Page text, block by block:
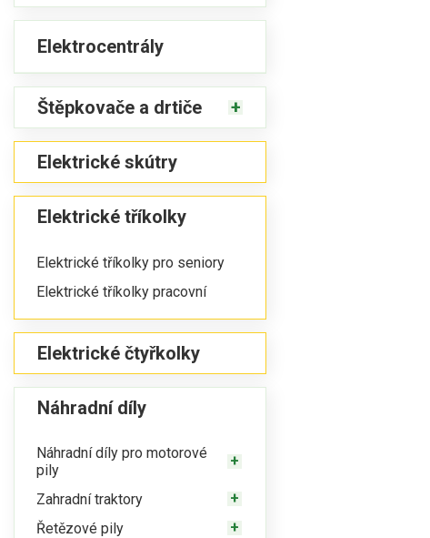
Elektrocentrály
Štěpkovače a drtiče
Elektrické skútry
Elektrické tříkolky
Elektrické tříkolky pro seniory
Elektrické tříkolky pracovní
Elektrické čtyřkolky
Náhradní díly
Náhradní díly pro motorové
pily
Zahradní traktory
Řetězové pily